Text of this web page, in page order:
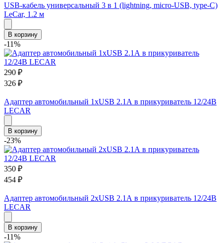
USB-кабель универсальный 3 в 1 (lightning, miсro-USB, type-C)
LeCar, 1.2 м
В корзину
-11%
290 ₽
326 ₽
Адаптер автомобильный 1хUSB 2.1А в прикуриватель 12/24В
LECAR
В корзину
-23%
350 ₽
454 ₽
Адаптер автомобильный 2хUSB 2.1А в прикуриватель 12/24В
LECAR
В корзину
-11%